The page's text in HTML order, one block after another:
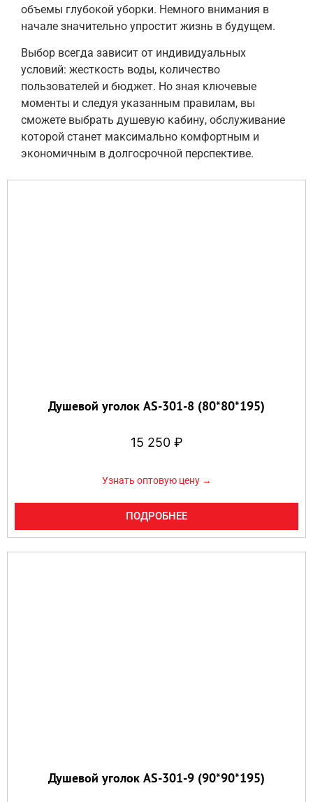
объемы глубокой уборки. Немного внимания в
начале значительно упростит жизнь в будущем.
Выбор всегда зависит от индивидуальных
условий: жесткость воды, количество
пользователей и бюджет. Но зная ключевые
моменты и следуя указанным правилам, вы
сможете выбрать душевую кабину, обслуживание
которой станет максимально комфортным и
экономичным в долгосрочной перспективе.
Душевой уголок AS-301-8 (80*80*195)
15 250 ₽
Узнать оптовую цену →
ПОДРОБНЕЕ
Душевой уголок AS-301-9 (90*90*195)